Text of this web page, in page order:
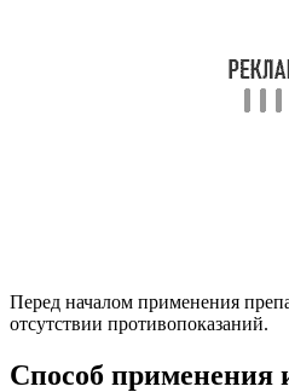
Перед началом применения
отсутствии противопоказаний.
Способ применения